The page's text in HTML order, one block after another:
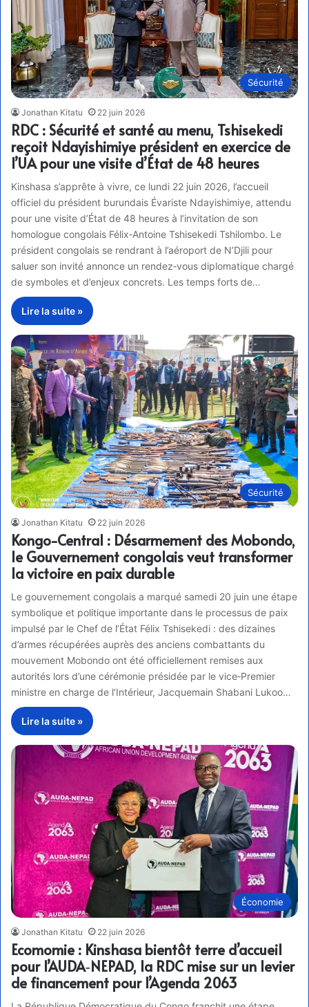
Sécurité
Jonathan Kitatu 22 juin 2026
RDC : Sécurité et santé au menu, Tshisekedi
reçoit Ndayishimiye président en exercice de
l’UA pour une visite d’État de 48 heures
Kinshasa s’apprête à vivre, ce lundi 22 juin 2026, l’accueil
officiel du président burundais Évariste Ndayishimiye, attendu
pour une visite d’État de 48 heures à l’invitation de son
homologue congolais Félix‑Antoine Tshisekedi Tshilombo. Le
président congolais se rendrant à l’aéroport de N’Djili pour
saluer son invité annonce un rendez‑vous diplomatique chargé
de symboles et d’enjeux concrets. Les temps forts de…
Lire la suite »
Sécurité
Jonathan Kitatu 22 juin 2026
Kongo-Central : Désarmement des Mobondo,
le Gouvernement congolais veut transformer
la victoire en paix durable
Le gouvernement congolais a marqué samedi 20 juin une étape
symbolique et politique importante dans le processus de paix
impulsé par le Chef de l’État Félix Tshisekedi : des dizaines
d’armes récupérées auprès des anciens combattants du
mouvement Mobondo ont été officiellement remises aux
autorités lors d’une cérémonie présidée par le vice‑Premier
ministre en charge de l’Intérieur, Jacquemain Shabani Lukoo…
Lire la suite »
Économie
Jonathan Kitatu 22 juin 2026
Ecomomie : Kinshasa bientôt terre d’accueil
pour l’AUDA‑NEPAD, la RDC mise sur un levier
de financement pour l’Agenda 2063